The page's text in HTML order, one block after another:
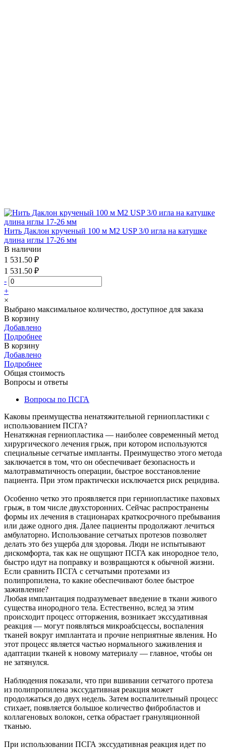
Нить Даклон крученый 100 м М2 USP 3/0 игла на катушке
длина иглы 17-26 мм
В наличии
1 531.50 ₽
1 531.50 ₽
-
+
×
Выбрано максимальное количество, доступное для заказа
В корзину
Добавлено
Подробнее
В корзину
Добавлено
Подробнее
Общая стоимость
Вопросы и ответы
Вопросы по ПСГА
Каковы преимущества ненатяжительной герниопластики с
использованием ПСГА?
Ненатяжная герниопластика — наиболее современный метод
хирургического лечения грыж, при котором используются
специальные сетчатые импланты. Преимущество этого метода
заключается в том, что он обеспечивает безопасность и
малотравматичность операции, быстрое восстановление
пациента. При этом практически исключается риск рецидива.
Особенно четко это проявляется при герниопластике паховых
грыж, в том числе двухсторонних. Сейчас распространены
формы их лечения в стационарах краткосрочного пребывания
или даже одного дня. Далее пациенты продолжают лечиться
амбулаторно. Использование сетчатых протезов позволяет
делать это без ущерба для здоровья. Люди не испытывают
дискомфорта, так как не ощущают ПСГА как инородное тело,
быстро идут на поправку и возвращаются к обычной жизни.
Если сравнить ПСГА с сетчатыми протезами из
полипропилена, то какие обеспечивают более быстрое
заживление?
Любая имплантация подразумевает введение в ткани живого
существа инородного тела. Естественно, вслед за этим
происходит процесс отторжения, возникает экссудативная
реакция — могут появляться микроабсцессы, воспаления
тканей вокруг имплантата и прочие неприятные явления. Но
этот процесс является частью нормального заживления и
адаптации тканей к новому материалу — главное, чтобы он
не затянулся.
Наблюдения показали, что при вшивании сетчатого протеза
из полипропилена экссудативная реакция может
продолжаться до двух недель. Затем воспалительный процесс
стихает, появляется большое количество фибробластов и
коллагеновых волокон, сетка обрастает грануляционной
тканью.
При использовании ПСГА экссудативная реакция идет по